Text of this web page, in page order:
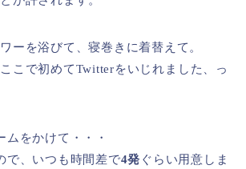
ーを浴びて、寝巻きに着替えて。
こで初めてTwitterをいじれました、っ
ムをかけて・・・
で、いつも時間差で4発 ぐらい用意しま